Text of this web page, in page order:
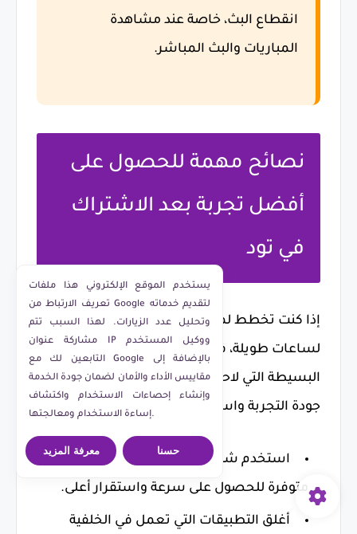
انقطاع البث، خاصة عند مشاهدة
المباريات والبث المباشر.
نصائح مهمة للحصول على
أفضل تجربة بعد الاشتراك
في تود
إذا كنت تخطط لمشاهدة المباريات أو الأفلام
لساعات طويلة، فهناك مجموعة من النصائح
البسيطة التي لاحظنا أنها تصنع فرقًا واضحًا في
جودة التجربة واستقرار البث.
استخدم شبكة Wi-Fi بتردد 5GHz إذا كانت
متوفرة للحصول على سرعة واستقرار أعلى.
أغلق التطبيقات التي تعمل في الخلفية
يستخدم الموقع الإلكتروني هذا ملفات
تعريف الارتباط من Google لتقديم خدماته
وتحليل عدد الزيارات. لهذا السبب تتم
مشاركة عنوان IP ووكيل المستخدم
التابعين لك مع Google بالإضافة إلى
مقاييس الأداء والأمان لضمان جودة الخدمة
وإنشاء إحصاءات الاستخدام واكتشاف
إساءة الاستخدام ومعالجتها.
معرفة المزيد حسنا